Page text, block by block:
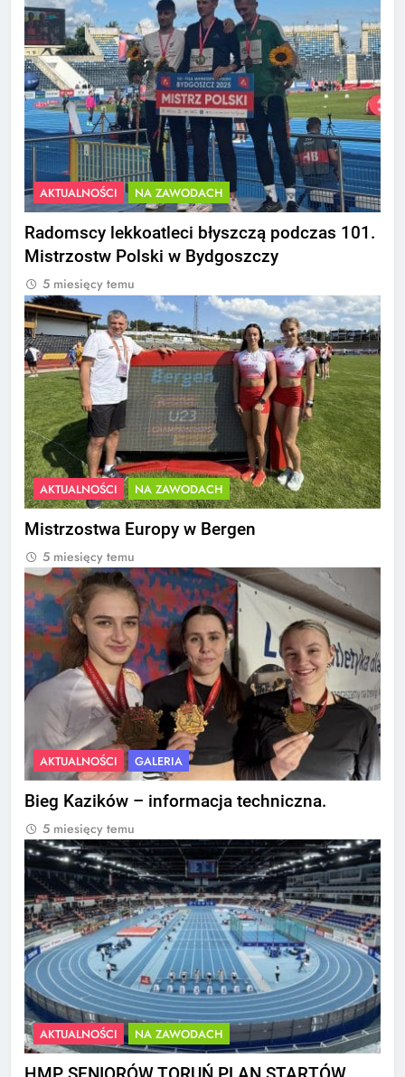
AKTUALNOŚCI NA ZAWODACH
Radomscy lekkoatleci błyszczą podczas 101.
Mistrzostw Polski w Bydgoszczy
5 miesięcy temu
AKTUALNOŚCI NA ZAWODACH
Mistrzostwa Europy w Bergen
5 miesięcy temu
AKTUALNOŚCI GALERIA
Bieg Kazików – informacja techniczna.
5 miesięcy temu
AKTUALNOŚCI NA ZAWODACH